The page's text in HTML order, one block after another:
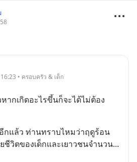
• ครอบครัว & เด็ก
ากเกิดอะไรขึ้นก็จะได้ไม่ต้อง
กแล้ว ท่านทราบไหมว่าฤดูร้อน
ชีวิตของเด็กและเยาวชนจำนวน